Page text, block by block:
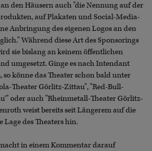
den Häusern auch "die Nennung auf der
auf Plakaten und Social-Media-
Anbringung des eigenen Logos an den
Während diese Art des Sponsorings
sie bislang an keinem öffentlichen
umgesetzt. Ginge es nach Intendant
, so könne das Theater schon bald unter
Theater Görlitz-Zittau", "Red-Bull-
oder auch "Rheinmetall-Theater Görlitz-
weist bereits seit Längerem auf die
des Theaters hin.
in einem Kommentar darauf